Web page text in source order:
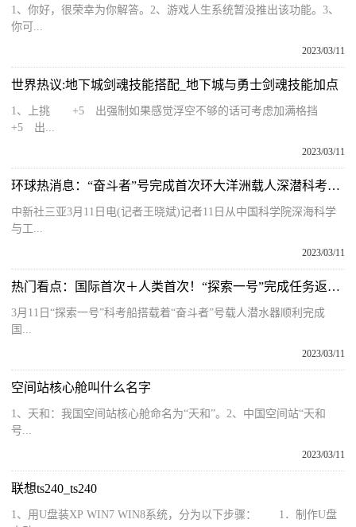
1、你好，很荣幸为你解答。2、游戏人生系统暂没推出该功能。3、
你可...
2023/03/11
世界热议:地下城剑魂技能搭配_地下城与勇士剑魂技能加点
1、上挑 +5 出强制如果感觉浮空不够的话可考虑加满格挡
+5 出...
2023/03/11
环球热消息：“奋斗者”号完成首次环大洋洲载人深潜科考任务返航三亚
中新社三亚3月11日电(记者王晓斌)记者11日从中国科学院深海科学
与工...
2023/03/11
热门看点：国际首次＋人类首次！“探索一号”完成任务返航三亚
3月11日“探索一号”科考船搭载着“奋斗者”号载人潜水器顺利完成
国...
2023/03/11
空间站核心舱叫什么名字
1、天和：我国空间站核心舱命名为“天和”。2、中国空间站“天和
号...
2023/03/11
联想ts240_ts240
1、用U盘装XP WIN7 WIN8系统，分为以下步骤： 1．制作U盘